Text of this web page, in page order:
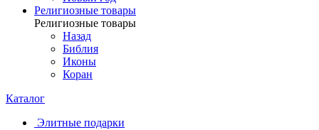
Религиозные товары
Религиозные товары
Назад
Библия
Иконы
Коран
Каталог
Элитные подарки